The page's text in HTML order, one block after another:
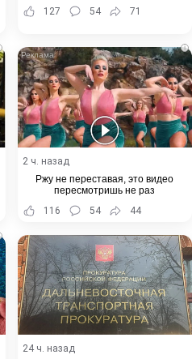
127
54 71
i
2 ч. назад
Ржу не переставая, это видео
пересмотришь не раз
116
54 44
24 ч. назад